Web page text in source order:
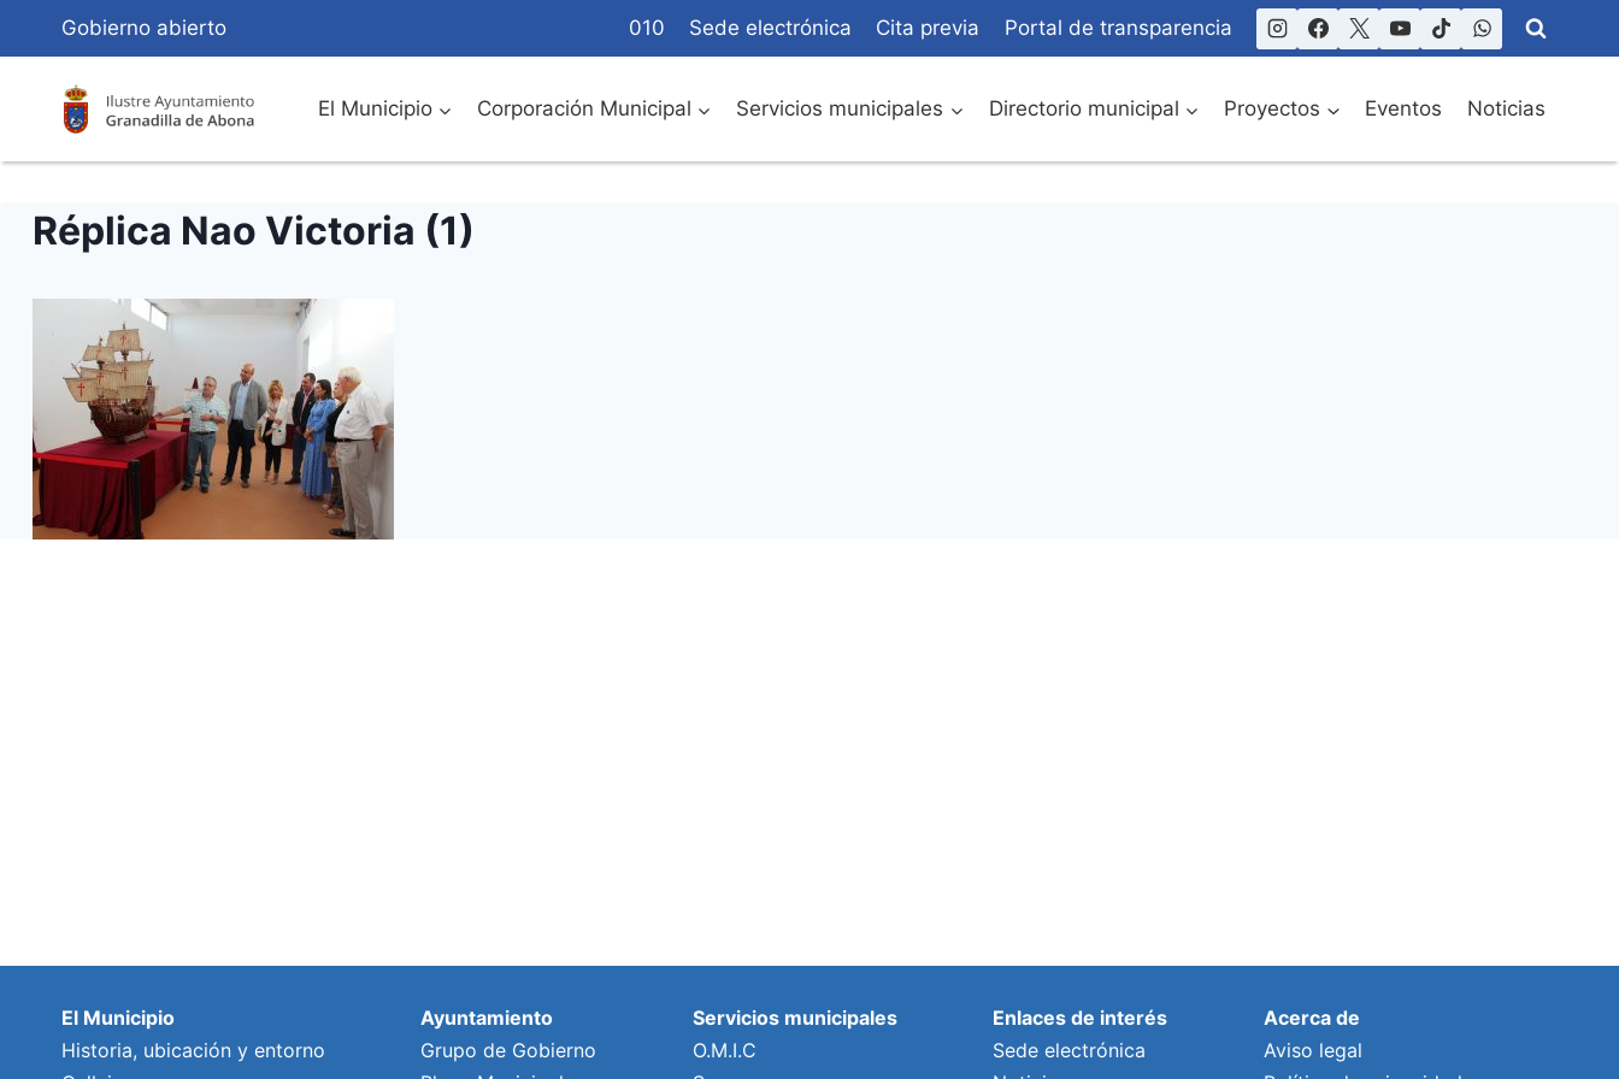
Contenido
Gobierno abierto 010 Sede electrónica Cita previa Portal de transparencia
El Municipio Corporación Municipal Servicios municipales Directorio municipal Proyectos Eventos Noticias
Réplica Nao Victoria (1)
El Municipio
Historia, ubicación y entorno
Ayuntamiento
Grupo de Gobierno
Servicios municipales
O.M.I.C
Enlaces de interés
Sede electrónica
Acerca de
Aviso legal